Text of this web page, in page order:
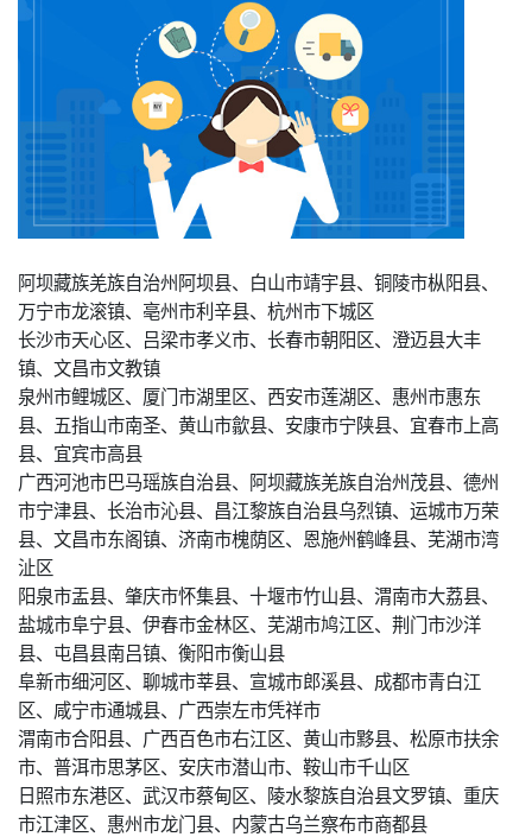
阿坝藏族羌族自治州阿坝县、白山市靖宇县、铜陵市枞阳县、
万宁市龙滚镇、亳州市利辛县、杭州市下城区
长沙市天心区、吕梁市孝义市、长春市朝阳区、澄迈县大丰
镇、文昌市文教镇
泉州市鲤城区、厦门市湖里区、西安市莲湖区、惠州市惠东
县、五指山市南圣、黄山市歙县、安康市宁陕县、宜春市上高
县、宜宾市高县
广西河池市巴马瑶族自治县、阿坝藏族羌族自治州茂县、德州
市宁津县、长治市沁县、昌江黎族自治县乌烈镇、运城市万荣
县、文昌市东阁镇、济南市槐荫区、恩施州鹤峰县、芜湖市湾
沚区
阳泉市盂县、肇庆市怀集县、十堰市竹山县、渭南市大荔县、
盐城市阜宁县、伊春市金林区、芜湖市鸠江区、荆门市沙洋
县、屯昌县南吕镇、衡阳市衡山县
阜新市细河区、聊城市莘县、宣城市郎溪县、成都市青白江
区、咸宁市通城县、广西崇左市凭祥市
渭南市合阳县、广西百色市右江区、黄山市黟县、松原市扶余
市、普洱市思茅区、安庆市潜山市、鞍山市千山区
日照市东港区、武汉市蔡甸区、陵水黎族自治县文罗镇、重庆
市江津区、惠州市龙门县、内蒙古乌兰察布市商都县